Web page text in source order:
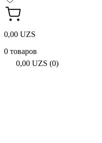
0,00 UZS
0 товаров
0,00 UZS (0)